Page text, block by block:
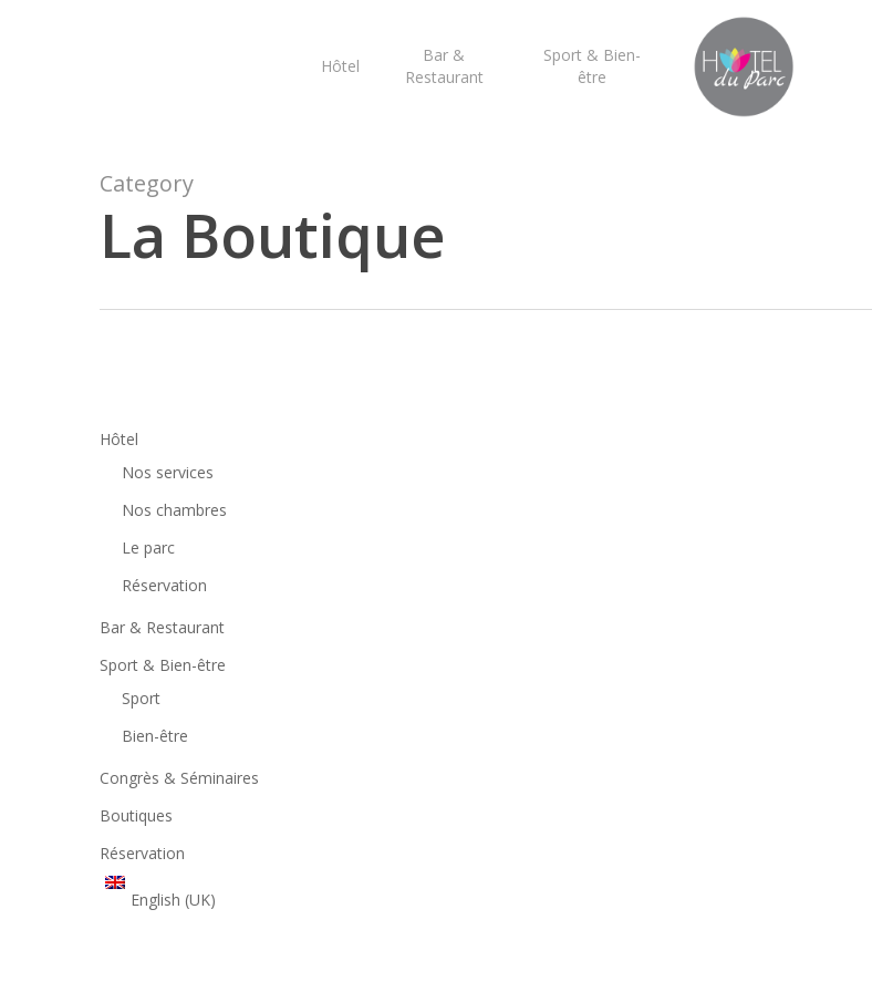
Hôtel
Bar &
Restaurant
Sport & Bien-
être
Category
La Boutique
Hôtel
Nos services
Nos chambres
Le parc
Réservation
Bar & Restaurant
Sport & Bien-être
Sport
Bien-être
Congrès & Séminaires
Boutiques
Réservation
English (UK)